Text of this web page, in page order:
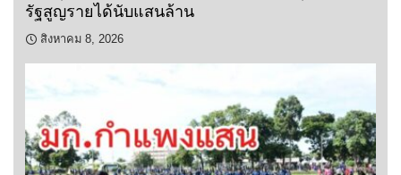
รัฐสูญรายได้นับแสนล้าน
สิงหาคม 8, 2026